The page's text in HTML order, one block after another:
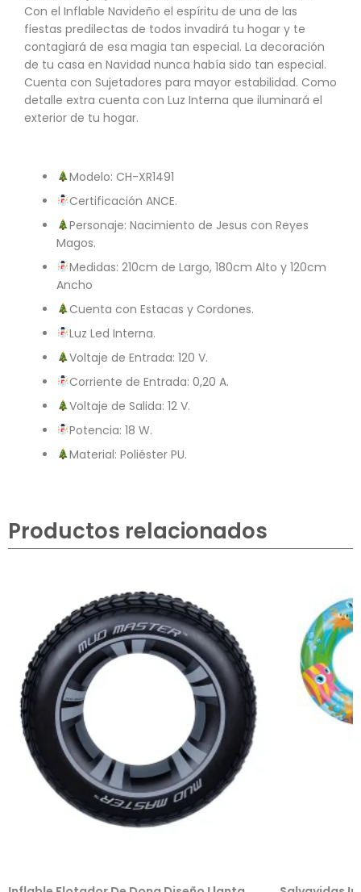
Con el Inflable Navideño el espíritu de una de las
fiestas predilectas de todos invadirá tu hogar y te
contagiará de esa magia tan especial. La decoración
de tu casa en Navidad nunca había sido tan especial.
Cuenta con Sujetadores para mayor estabilidad. Como
detalle extra cuenta con Luz Interna que iluminará el
exterior de tu hogar.
Modelo: CH-XR1491
Certificación ANCE.
Personaje: Nacimiento de Jesus con Reyes
Magos.
Medidas: 210cm de Largo, 180cm Alto y 120cm
Ancho
Cuenta con Estacas y Cordones.
Luz Led Interna.
Voltaje de Entrada: 120 V.
Corriente de Entrada: 0,20 A.
Voltaje de Salida: 12 V.
Potencia: 18 W.
Material: Poliéster PU.
Productos relacionados